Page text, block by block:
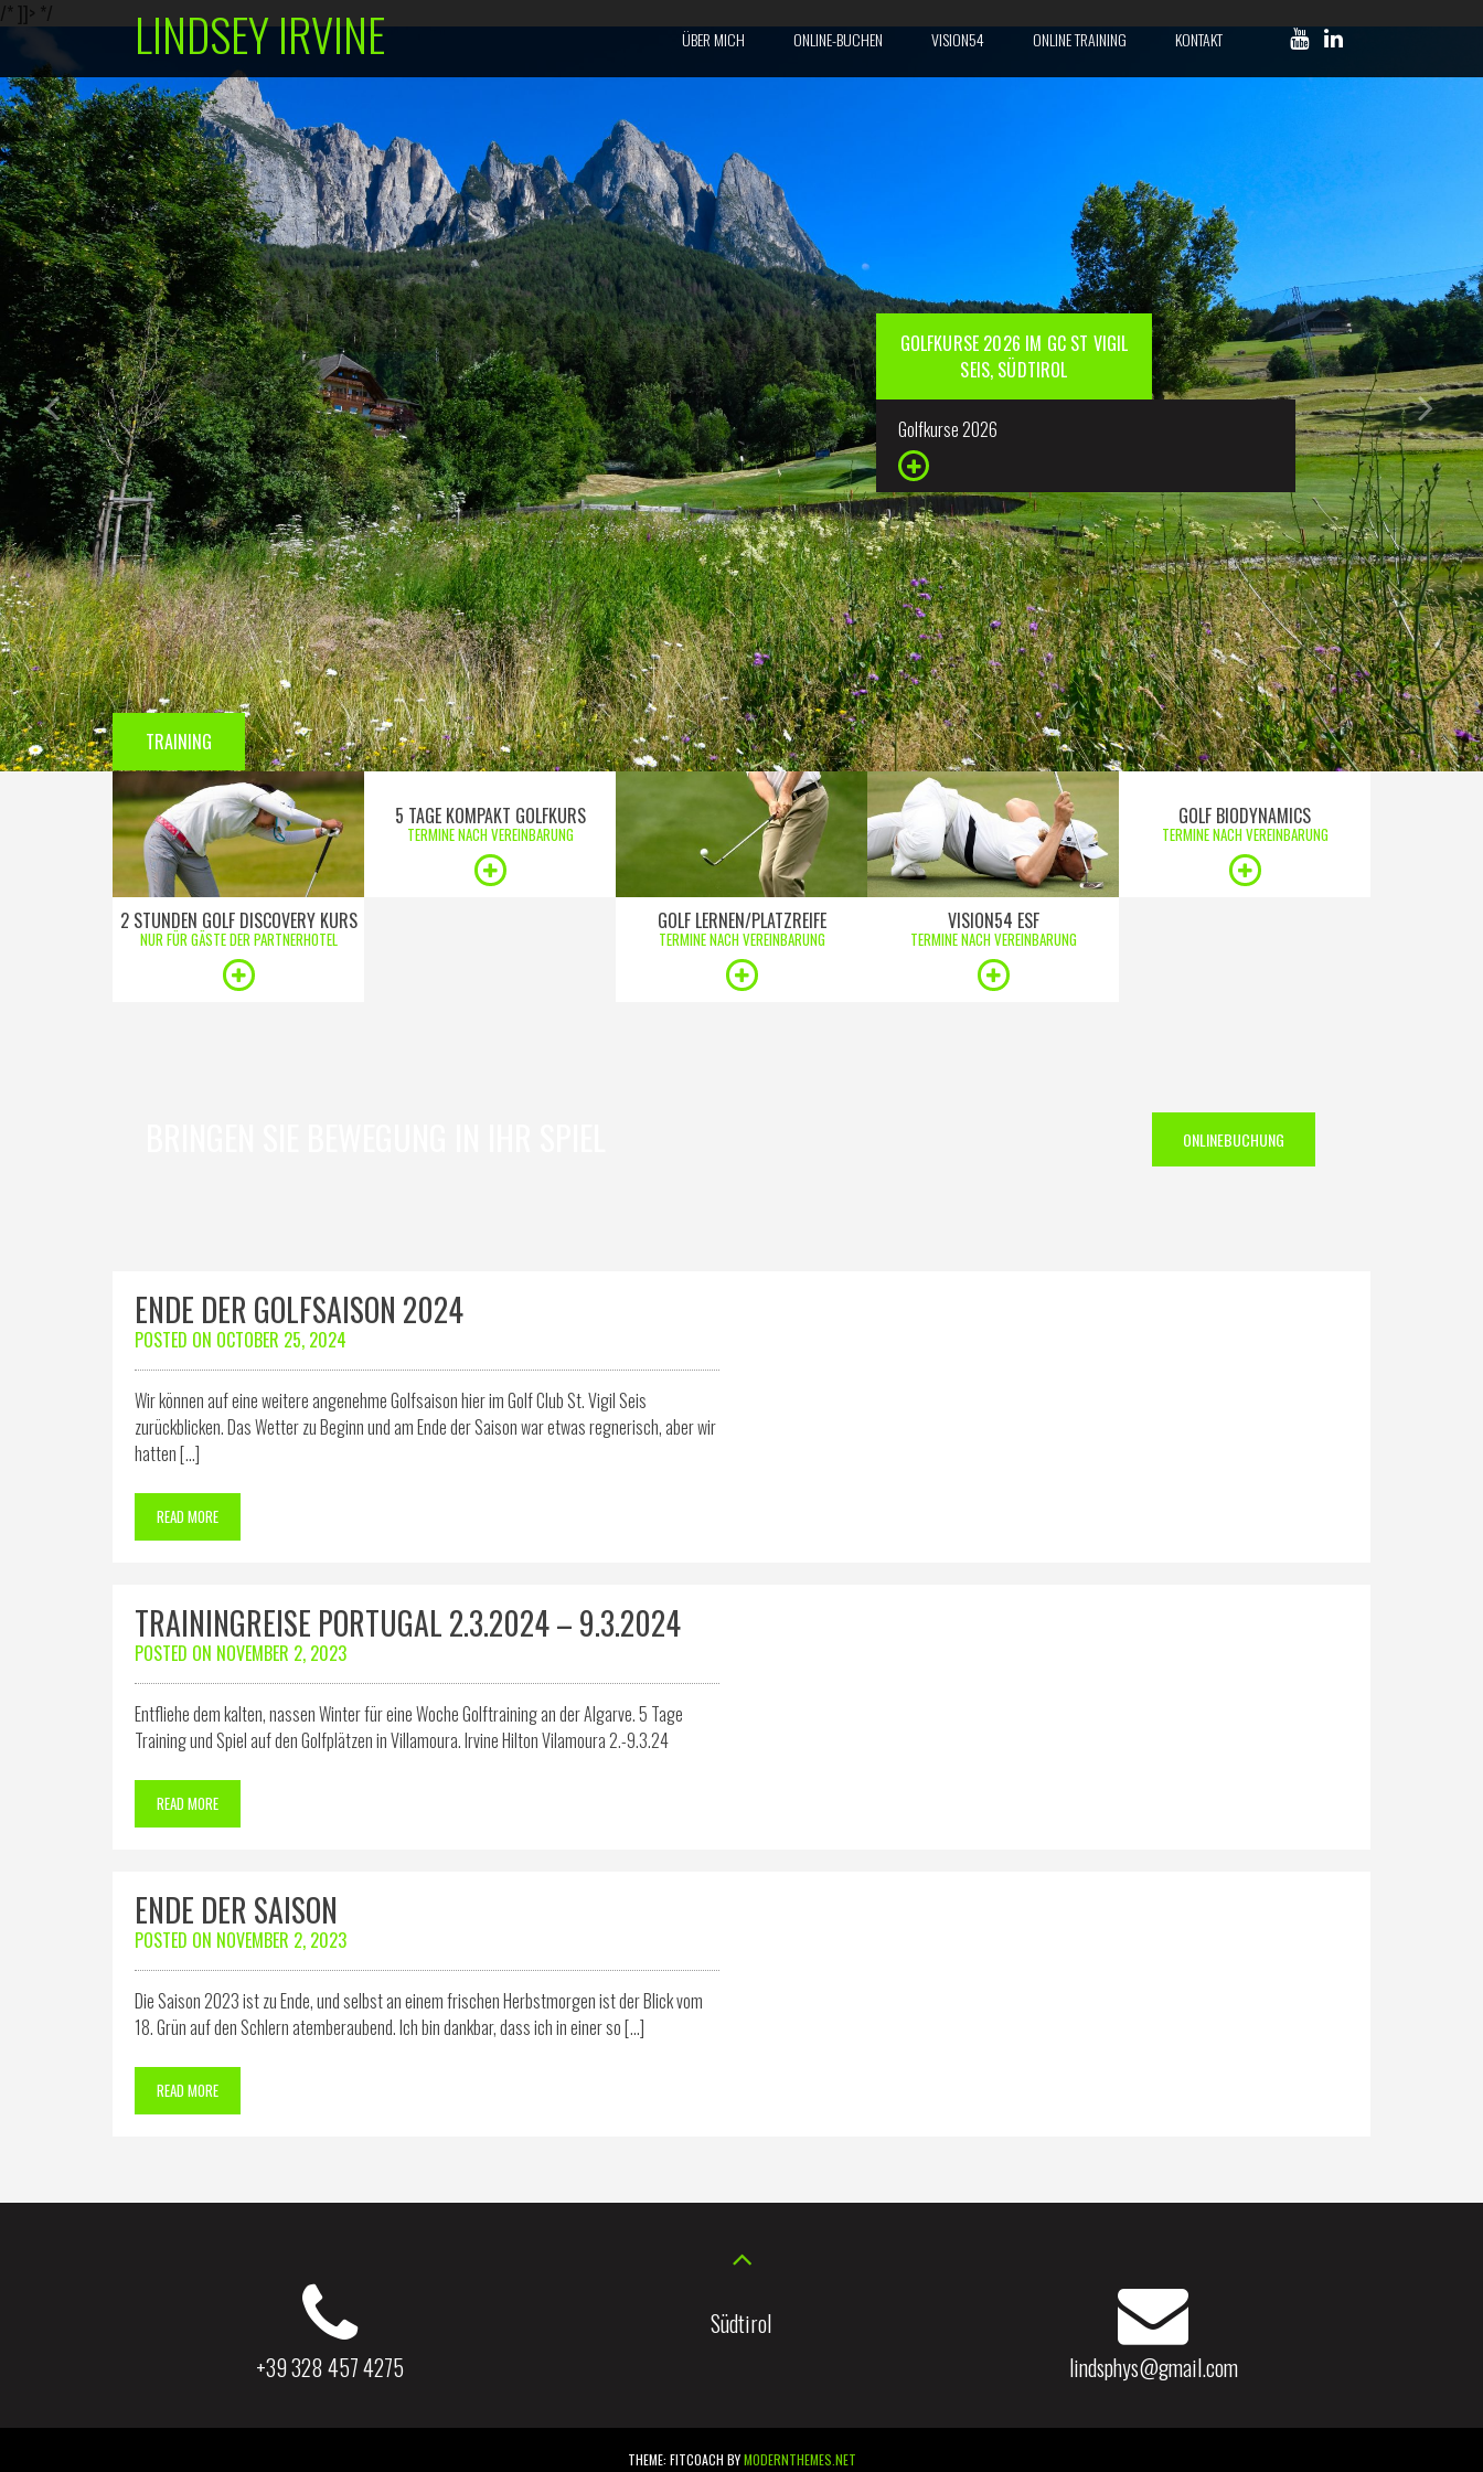
/* ]]> */
content
LINDSEY IRVINE ÜBER MICH ONLINE-BUCHEN VISION54 ONLINE TRAINING KONTAKT
GOLFKURSE 2026 IM GC ST VIGIL
SEIS, SÜDTIROL
Golfkurse 2026
TRAINING
2 STUNDEN GOLF DISCOVERY KURS
NUR FÜR GÄSTE DER PARTNERHOTEL
5 TAGE KOMPAKT GOLFKURS
TERMINE NACH VEREINBARUNG
GOLF LERNEN/PLATZREIFE
TERMINE NACH VEREINBARUNG
VISION54 ESF
TERMINE NACH VEREINBARUNG
GOLF BIODYNAMICS
TERMINE NACH VEREINBARUNG
ONLINEBUCHUNG
ENDE DER GOLFSAISON 2024
POSTED ON OCTOBER 25, 2024
Wir können auf eine weitere angenehme Golfsaison hier im Golf Club St. Vigil Seis
zurückblicken. Das Wetter zu Beginn und am Ende der Saison war etwas regnerisch, aber wir
hatten […]
READ MORE
TRAININGREISE PORTUGAL 2.3.2024 – 9.3.2024
POSTED ON NOVEMBER 2, 2023
Entfliehe dem kalten, nassen Winter für eine Woche Golftraining an der Algarve. 5 Tage
Training und Spiel auf den Golfplätzen in Villamoura. Irvine Hilton Vilamoura 2.-9.3.24
READ MORE
ENDE DER SAISON
POSTED ON NOVEMBER 2, 2023
Die Saison 2023 ist zu Ende, und selbst an einem frischen Herbstmorgen ist der Blick vom
18. Grün auf den Schlern atemberaubend. Ich bin dankbar, dass ich in einer so […]
READ MORE
+39 328 457 4275
Südtirol
lindsphys@gmail.com
THEME: FITCOACH BYMODERNTHEMES.NET